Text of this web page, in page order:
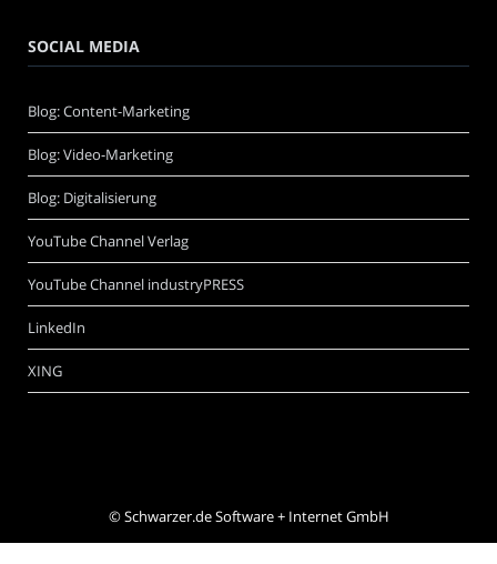
SOCIAL MEDIA
Blog: Content-Marketing
Blog: Video-Marketing
Blog: Digitalisierung
YouTube Channel Verlag
YouTube Channel industryPRESS
LinkedIn
XING
©Schwarzer.de Software + Internet GmbH